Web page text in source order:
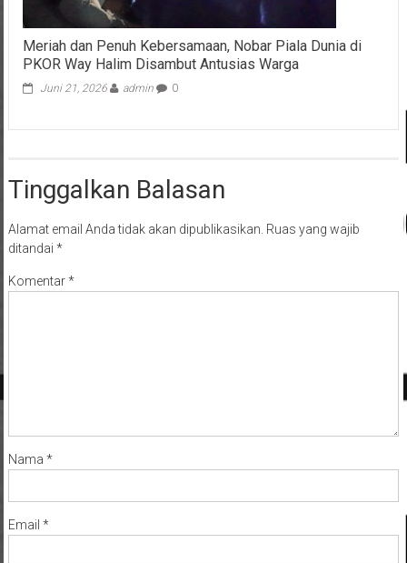
Meriah dan Penuh Kebersamaan, Nobar Piala Dunia di
PKOR Way Halim Disambut Antusias Warga
Juni 21, 2026 admin 0
Tinggalkan Balasan
Alamat email Anda tidak akan dipublikasikan. Ruas yang wajib
ditandai *
Komentar*
Nama *
Email *